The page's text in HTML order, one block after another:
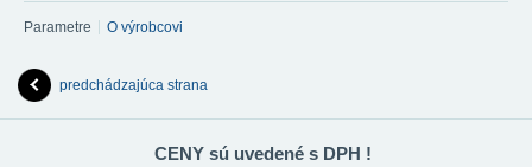
Parametre O výrobcovi
predchádzajúca strana
CENY sú uvedené s DPH !